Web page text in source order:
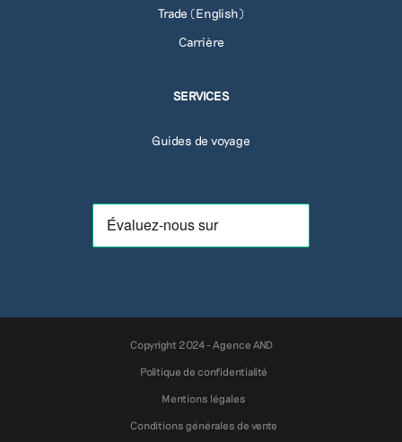
Trade (English)
Carrière
SERVICES
Guides de voyage
Copyright 2024 - Agence AND
Politique de confidentialité
Mentions légales
Conditions générales de vente